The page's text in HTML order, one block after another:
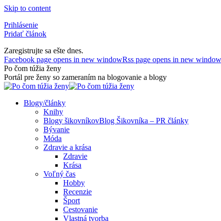
Skip to content
Prihlásenie
Pridať článok
Zaregistrujte sa ešte dnes.
Facebook page opens in new windowRss page opens in new window
Po čom túžia ženy
Portál pre ženy so zameraním na blogovanie a blogy
Blogy/články
Knihy
Blogy šikovníkovBlog Šikovníka – PR články
Bývanie
Móda
Zdravie a krása
Zdravie
Krása
Voľný čas
Hobby
Recenzie
Šport
Cestovanie
Vlastná tvorba